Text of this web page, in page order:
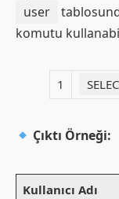
user
komutu
1
Çıktı Örneği:
Kullanıcı Adı